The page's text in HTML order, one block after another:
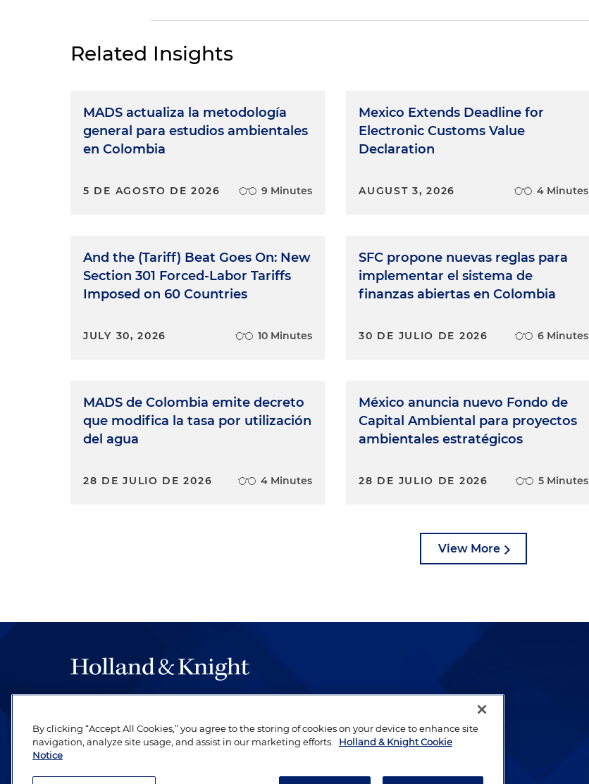
Related Insights
MADS actualiza la metodología
general para estudios ambientales
en Colombia
5 DE AGOSTO DE 2026 9 Minutes
And the (Tariff) Beat Goes On: New
Section 301 Forced-Labor Tariffs
Imposed on 60 Countries
JULY 30, 2026 10 Minutes
MADS de Colombia emite decreto
que modifica la tasa por utilización
del agua
28 DE JULIO DE 2026 4 Minutes
Mexico Extends Deadline for
Electronic Customs Value
Declaration
AUGUST 3, 2026 4 Minutes
SFC propone nuevas reglas para
implementar el sistema de
finanzas abiertas en Colombia
30 DE JULIO DE 2026 6 Minutes
México anuncia nuevo Fondo de
Capital Ambiental para proyectos
ambientales estratégicos
28 DE JULIO DE 2026 5 Minutes
View More
be legal work of the highest quality, performed by well-prepared lawyers who
revere their profession and are devoted to their clients.
By clicking “Accept All Cookies,” you agree to the storing of cookies on your device to enhance site
navigation, analyze site usage, and assist in our marketing efforts.
Holland & Knight Cookie
Notice